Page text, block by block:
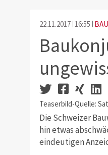
22.11.2017 16:55
Teaserbild-Quelle:
Die Schweizer
hin etwas
eindeutigen